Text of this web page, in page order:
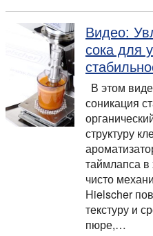
Видео:
сока для
В этом
соникация
структуру
таймлапса в
чисто
Hielscher
текстуру и
пюре,…